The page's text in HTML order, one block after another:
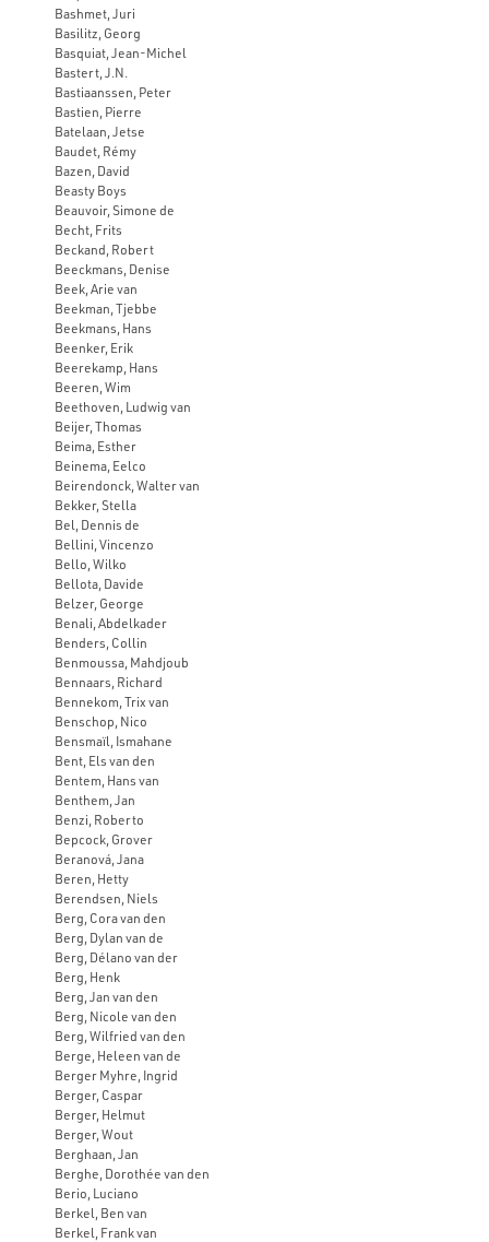
Bashmet, Juri
Basilitz, Georg
Basquiat, Jean-Michel
Bastert, J.N.
Bastiaanssen, Peter
Bastien, Pierre
Batelaan, Jetse
Baudet, Rémy
Bazen, David
Beasty Boys
Beauvoir, Simone de
Becht, Frits
Beckand, Robert
Beeckmans, Denise
Beek, Arie van
Beekman, Tjebbe
Beekmans, Hans
Beenker, Erik
Beerekamp, Hans
Beeren, Wim
Beethoven, Ludwig van
Beijer, Thomas
Beima, Esther
Beinema, Eelco
Beirendonck, Walter van
Bekker, Stella
Bel, Dennis de
Bellini, Vincenzo
Bello, Wilko
Bellota, Davide
Belzer, George
Benali, Abdelkader
Benders, Collin
Benmoussa, Mahdjoub
Bennaars, Richard
Bennekom, Trix van
Benschop, Nico
Bensmaïl, Ismahane
Bent, Els van den
Bentem, Hans van
Benthem, Jan
Benzi, Roberto
Bepcock, Grover
Beranová, Jana
Beren, Hetty
Berendsen, Niels
Berg, Cora van den
Berg, Dylan van de
Berg, Délano van der
Berg, Henk
Berg, Jan van den
Berg, Nicole van den
Berg, Wilfried van den
Berge, Heleen van de
Berger Myhre, Ingrid
Berger, Caspar
Berger, Helmut
Berger, Wout
Berghaan, Jan
Berghe, Dorothée van den
Berio, Luciano
Berkel, Ben van
Berkel, Frank van